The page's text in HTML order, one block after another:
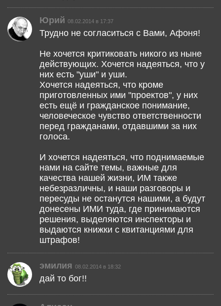
Юрий 08.02.2014 в 17:37
Трудно не согласиться с Вами, Афоня!
Не хочется критиковать никого из ныне
действующих. Хочется надеяться, что у
них есть "уши" и уши.
Хочется надеяться, что кроме
приготовленных ими "проектов", у них
есть ещё и гражданское понимание,
человеческое чувство ответственности
перед гражданами, отдавшими за них
голоса.
И хочется надеяться, что поднимаемые
нами на сайте темы, важные для
качества нашей жизни, ИМ также
небезразличны, и наши разговоры и
пересуды не останутся нашими, а будут
донесены ИМИ туда, где принимаются
решения, выделяются инспекторы и
выдаются книжки с квитанциями для
штрафов!
эмилия 08.02.2014 в 18:32
дай то бог!!